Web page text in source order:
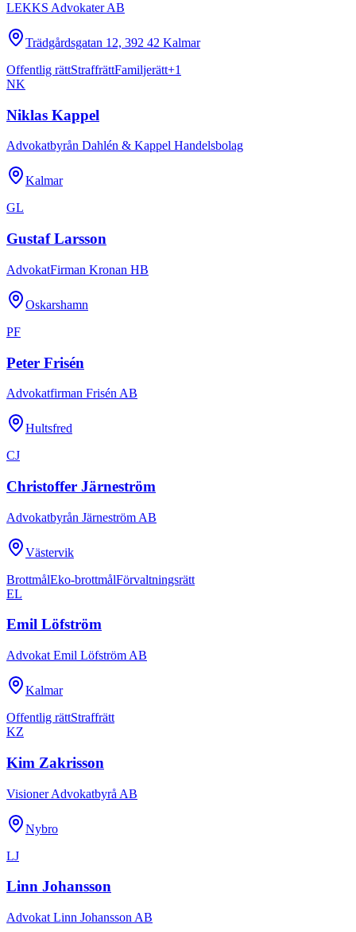
LEKKS Advokater AB
Trädgårdsgatan 12, 392 42 Kalmar
Offentlig rättStraffrättFamiljerätt+1
NK
Niklas Kappel
Advokatbyrån Dahlén & Kappel Handelsbolag
Kalmar
GL
Gustaf Larsson
AdvokatFirman Kronan HB
Oskarshamn
PF
Peter Frisén
Advokatfirman Frisén AB
Hultsfred
CJ
Christoffer Järneström
Advokatbyrån Järneström AB
Västervik
BrottmålEko-brottmålFörvaltningsrätt
EL
Emil Löfström
Advokat Emil Löfström AB
Kalmar
Offentlig rättStraffrätt
KZ
Kim Zakrisson
Visioner Advokatbyrå AB
Nybro
LJ
Linn Johansson
Advokat Linn Johansson AB